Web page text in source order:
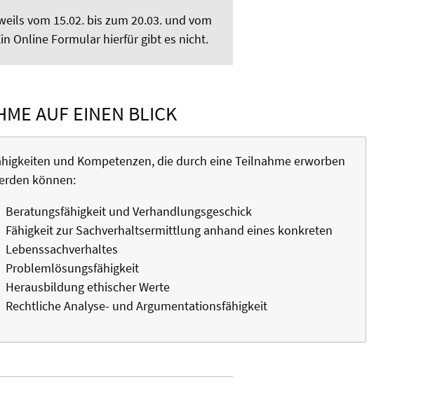
vom 15.02. bis zum 20.03. und vom
Online Formular hierfür gibt es nicht.
AUF EINEN BLICK
und Kompetenzen, die durch eine Teilnahme erworben
können:
Beratungsfähigkeit und Verhandlungsgeschick
Fähigkeit zur Sachverhaltsermittlung anhand eines konkreten
Lebenssachverhaltes
Problemlösungsfähigkeit
Herausbildung ethischer Werte
Rechtliche Analyse- und Argumentationsfähigkeit